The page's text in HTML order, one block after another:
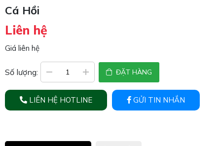
Cá Hồi
Liên hệ
Giá liên hệ
Số lượng: ĐẶT HÀNG
LIÊN HỆ HOTLINE GỬI TIN NHẮN